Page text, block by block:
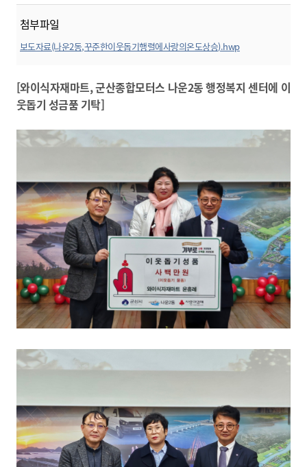
첨부파일
보도자료(나운2동,꾸준한이웃돕기행렬에사랑의온도상승).hwp
[와이식자재마트, 군산종합모터스 나운2동 행정복지 센터에 이
웃돕기 성금품 기탁]